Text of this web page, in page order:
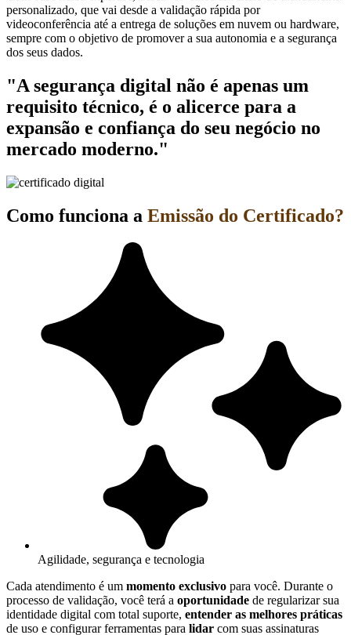
personalizado, que vai desde a validação rápida por
videoconferência até a entrega de soluções em nuvem ou hardware,
sempre com o objetivo de promover a sua autonomia e a segurança
dos seus dados.
"A segurança digital não é apenas um
requisito técnico, é o alicerce para a
expansão e confiança do seu negócio no
mercado moderno."
Como funciona a Emissão do Certificado?
Agilidade, segurança e tecnologia
Cada atendimento é um momento exclusivo para você. Durante o
processo de validação, você terá a oportunidade de regularizar sua
identidade digital com total suporte, entender as melhores práticas
de uso e configurar ferramentas para lidar com suas assinaturas